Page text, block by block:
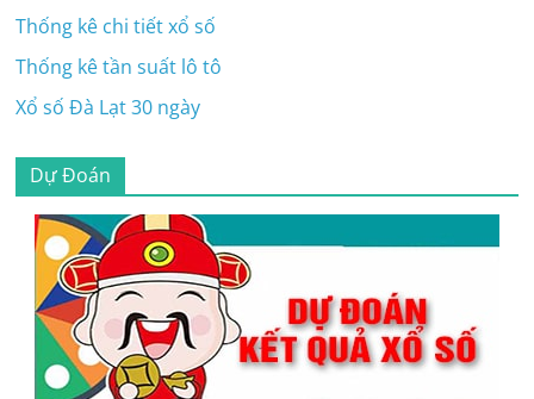
Thống kê chi tiết xổ số
Thống kê tần suất lô tô
Xổ số Đà Lạt 30 ngày
Dự Đoán